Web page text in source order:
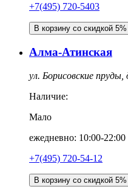
+7(495) 720-5403
В корзину со скидкой 5%
Алма-Атинская
ул. Борисовские
Наличие:
Мало
ежедневно: 10:00-22:00
+7(495) 720-54-12
В корзину со скидкой 5%